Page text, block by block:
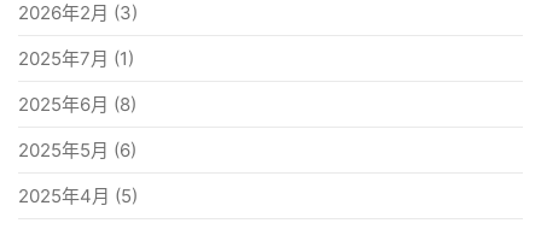
2026年2月 (3)
2025年7月 (1)
2025年6月 (8)
2025年5月 (6)
2025年4月 (5)